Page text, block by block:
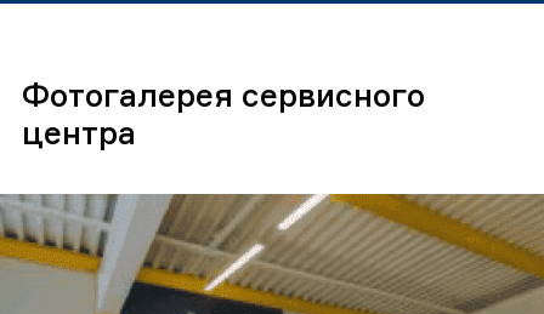
Фотогалерея сервисного
центра